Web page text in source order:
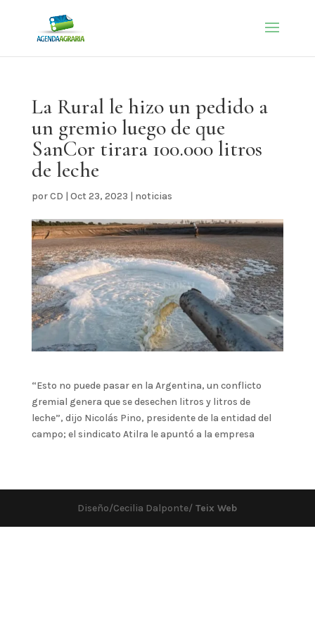
La Rural le hizo un pedido a
un gremio luego de que
SanCor tirara 100.000 litros
de leche
porCD | Oct 23, 2023 | noticias
“Esto no puede pasar en la Argentina, un conflicto
gremial genera que se desechen litros y litros de
leche”, dijo Nicolás Pino, presidente de la entidad del
campo; el sindicato Atilra le apuntó a la empresa
Diseño/Cecilia Dalponte/ Teix Web